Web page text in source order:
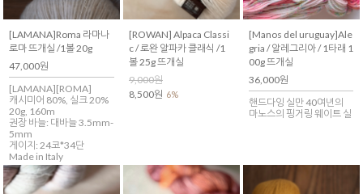
[LAMANA]Roma 라마나
로마 뜨개실 /1볼 20g
47,000원
[LAMANA][ROMA]
캐시미어 80%, 실크 20%
20g, 160m
권장 바늘: 대바늘 3.5mm-
5mm
게이지: 24코*34단
Made in Italy
[ROWAN] Alpaca Classi
c / 로완 알파카 클래식 /1
볼 25g 뜨개실
9,000원
8,500원 6%
[Manos del uruguay]Ale
gria / 알레그리아 / 1타래 1
00g 뜨개실
36,000원
핸드다잉 실만 40여년의
마노스의 핑거링 웨이트 실